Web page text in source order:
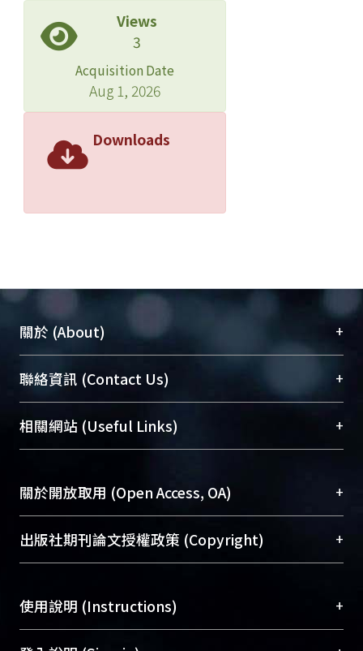
Views
3
Acquisition Date
Aug 1, 2026
Downloads
關於 (About) +
臺大位居世界頂尖大學之列，為永久珍藏及向國際
展現本校豐碩的研究成果及學術能量，圖書館整合
機構典藏（NTUR）與學術庫（AH）不同功能平
台，成為臺大學術典藏NTU scholars。期能整合研
成果。
To permanently archive and promote researcher
profiles and scholarly works, Library integrates the
services of “NTU Repository” with “Academic
聯絡資訊 (Contact Us) +
總館學科館員(Main Library)
醫學圖書館學科館員(Medical Library)
Sciences Library)
相關網站 (Useful Links) +
關於開放取用 (Open Access, OA) +
開放取用是從使用者角度提升資訊取用性的社會運
動，應用在學術研究上是透過將研究著作公開供使
用逐年攀升。同時可加速研究發展、提升研究影響
Archive）平台。 （點選深入了解OA）
出版社期刊論文授權政策 (Copyright) +
含部分內容的版權非匯入者所有，或由第三方贊
助與合作完成，請確認該版權所有者及第三方同
使用說明 (Instructions) +